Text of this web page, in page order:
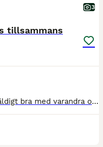
3
tillsammans
Två fantastiska islandshästar som trivs väldigt bra med varandra och de ska fortsätta få vara ett team. Refur 19 år Brunvit skäck 5-gångare Refur är en otroligt snäll och mysig häst med lätt för tölt